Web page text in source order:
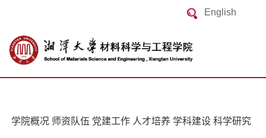
English
学院概况 师资队伍 党建工作 人才培养 学科建设 科学研究